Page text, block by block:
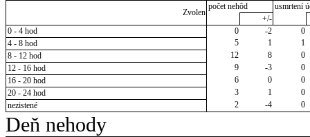
Zvolen
počet nehôd
usmrtení
+/-
0 - 4 hod
0 -2
0
4 - 8 hod
5 1
1
8 - 12 hod
12 8
0
12 - 16 hod
9 -3
0
16 - 20 hod
6 0
0
20 - 24 hod
3 1
0
nezistené
2 -4 0
Deň nehody